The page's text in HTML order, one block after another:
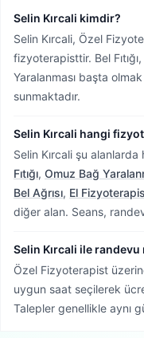
Selin Kırcali kimdir?
Selin Kırcali, Özel
fizyoterapisttir. Bel
Yaralanması başta
sunmaktadır.
Selin Kırcali hangi
Selin Kırcali şu
Fıtığı, Omuz Bağ
Bel Ağrısı, El
diğer alan. Seans,
Selin Kırcali ile randevu
Özel Fizyoterapist
uygun saat seçilerek
Talepler genellikle aynı